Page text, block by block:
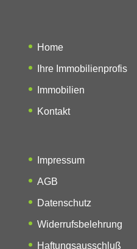
Home
Ihre Immobilienprofis
Immobilien
Kontakt
Impressum
AGB
Datenschutz
Widerrufsbelehrung
Haftungsausschluß